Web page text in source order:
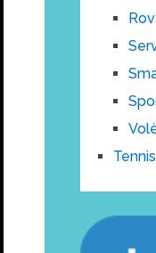
Tennis